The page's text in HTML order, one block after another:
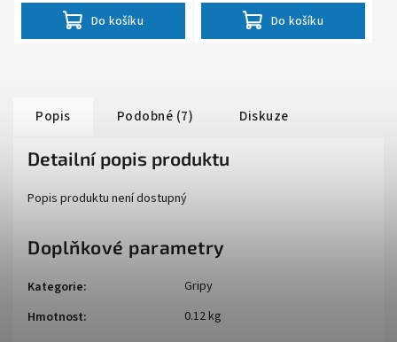
Do košíku Do košíku
Popis Podobné (7) Diskuze
Detailní popis produktu
Popis produktu není dostupný
Doplňkové parametry
Kategorie:
Gripy
Hmotnost:
0.12 kg